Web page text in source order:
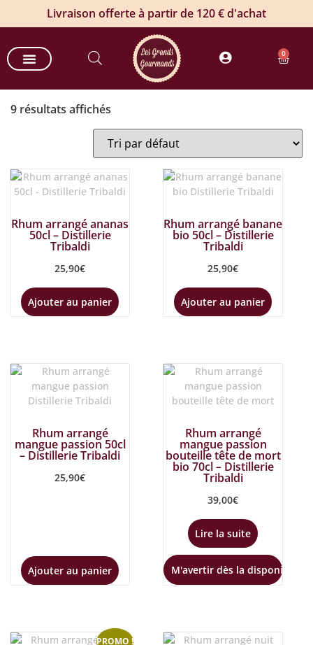
Livraison offerte à partir de 120 € d'achat
0
9 résultats affichés
Rhum arrangé ananas
50cl – Distillerie
Tribaldi
25,90€
Ajouter au panier
Rhum arrangé banane
bio 50cl – Distillerie
Tribaldi
25,90€
Ajouter au panier
Rhum arrangé
mangue passion 50cl
– Distillerie Tribaldi
25,90€
Ajouter au panier
Rhum arrangé
mangue passion
bouteille tête de mort
bio 70cl – Distillerie
Tribaldi
39,00€
Lire la suite
M'avertir dès la disponibilité
PROMO !